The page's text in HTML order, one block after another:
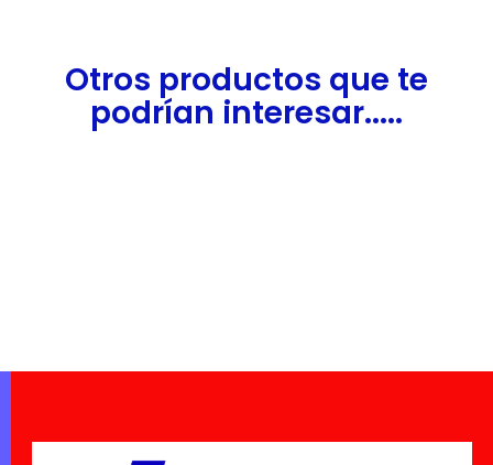
Otros productos que te
podrían interesar.....